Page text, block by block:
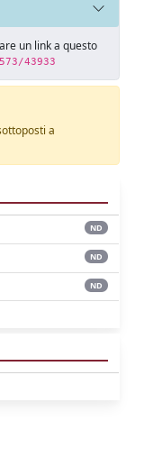
un link a questo
43933
a
ND
ND
ND